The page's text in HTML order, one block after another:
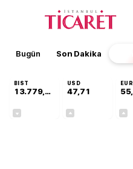
Bugün Son Dakika
BIST
13.779,39
USD
47,71
EUR